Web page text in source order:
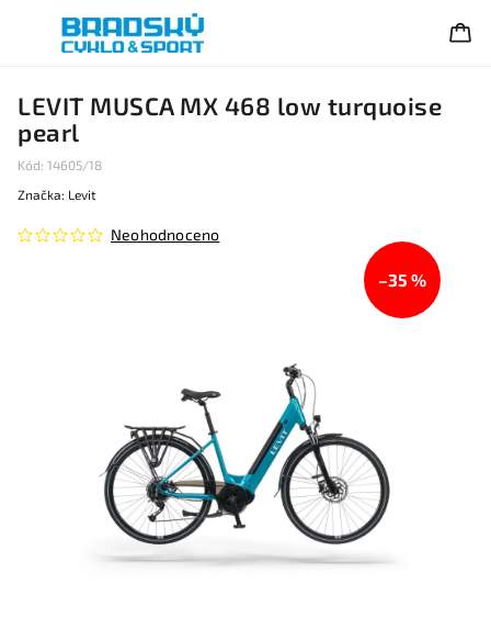
LEVIT MUSCA MX 468 low turquoise
pearl
Kód: 14605/18
Neohodnoceno
Značka: Levit
–35 %